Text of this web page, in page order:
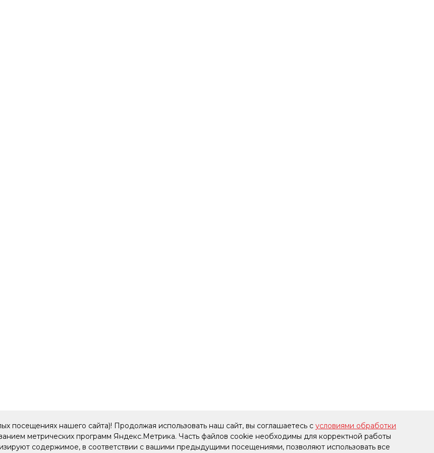
нашего сайта)! Продолжая использовать наш сайт, вы соглашаетесь с условиями обработки
метрических программ Яндекс.Метрика. Часть файлов cookie необходимы для корректной работы
содержимое, в соответствии с вашими предыдущими посещениями, позволяют использовать все